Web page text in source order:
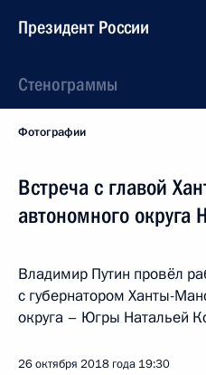
Президент России
Стенограммы
Фотографии
Встреча с главой
автономного округа
Владимир Путин провёл
с губернатором Ханты-
округа – Югры Натальей
26 октября 2018 года 19:30